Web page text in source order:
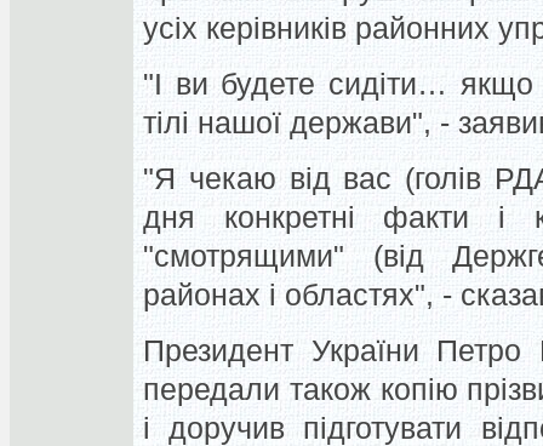
усіх керівників районних
"І ви будете сидіти…
тілі нашої держави", -
"Я чекаю від вас (голів
дня конкретні факти і
"смотрящими" (від
районах і областях", -
Президент України
передали також копію
і доручив підготувати